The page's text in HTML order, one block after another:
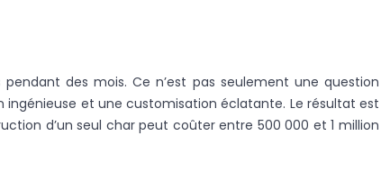
des mois. Ce n’est pas seulement une question
et une customisation éclatante. Le résultat est
d’un seul char peut coûter entre 500 000 et 1 million